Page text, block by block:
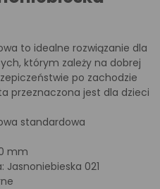
to idealne rozwiązanie dla
którym zależy na dobrej
po zachodzie
przeznaczona jest dla dzieci
standardowa
mm
Jasnoniebieska 021